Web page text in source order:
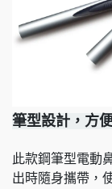
筆型設計，方
此款鋼筆型電動
出時隨身攜帶，